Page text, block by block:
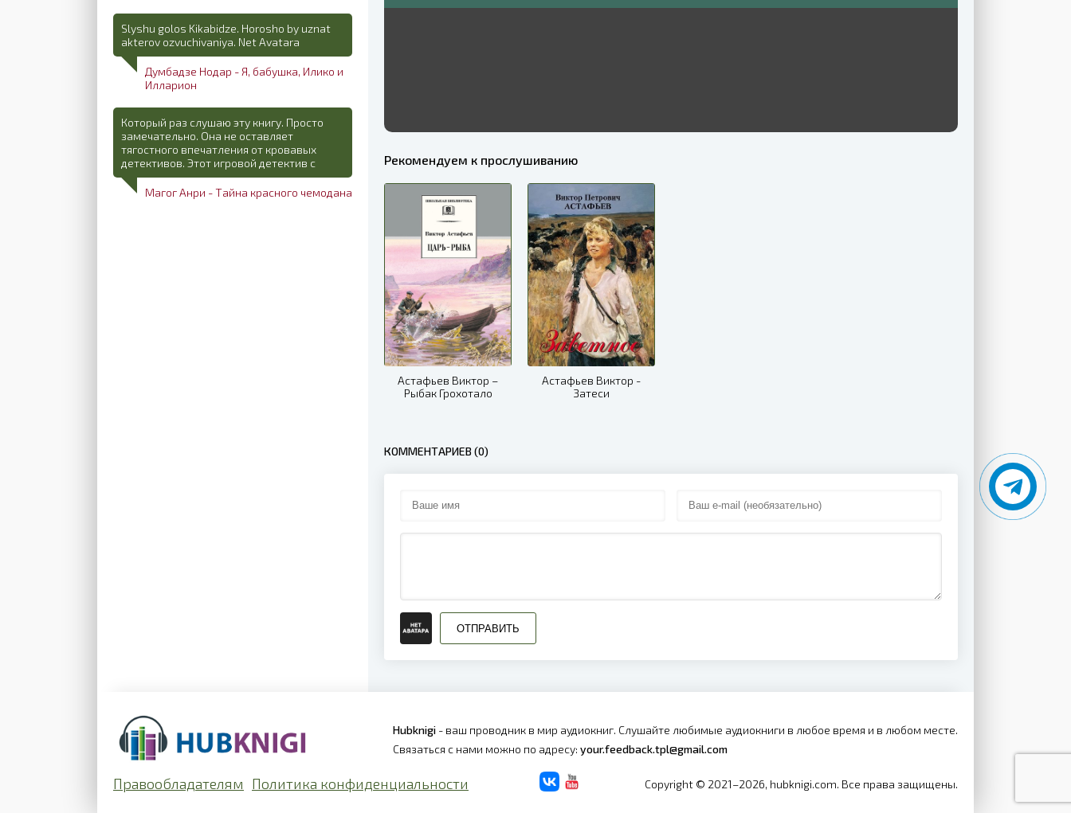
Рекомендуем к прослушиванию
Астафьев Виктор –
Рыбак Грохотало
Астафьев Виктор -
Затеси
КОММЕНТАРИЕВ (0)
ОТПРАВИТЬ
Slyshu golos Kikabidze. Horosho by uznat
akterov ozvuchivaniya. Net Avatara
Думбадзе Нодар - Я, бабушка, Илико и
Илларион
Который раз слушаю эту книгу. Просто
замечательно. Она не оставляет
тягостного впечатления от кровавых
детективов. Этот игровой детектив с
Магог Анри - Тайна красного чемодана
Hubknigi - ваш проводник в мир аудиокниг. Слушайте любимые аудиокниги в любое время и в любом месте.
Связаться с нами можно по адресу: your.feedback.tpl@gmail.com
Правообладателям Политика конфиденциальности Copyright © 2021–2026, hubknigi.com. Все права защищены.